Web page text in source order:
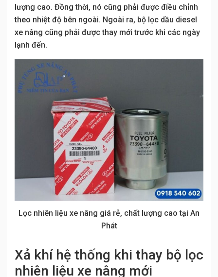
lượng cao. Đồng thời, nó cũng phải được điều chỉnh
theo nhiệt độ bên ngoài. Ngoài ra, bộ lọc dầu diesel
xe nâng cũng phải được thay mới trước khi các ngày
lạnh đến.
Lọc nhiên liệu xe nâng giá rẻ, chất lượng cao tại An
Phát
Xả khí hệ thống khi thay bộ lọc
nhiên liệu xe nâng mới